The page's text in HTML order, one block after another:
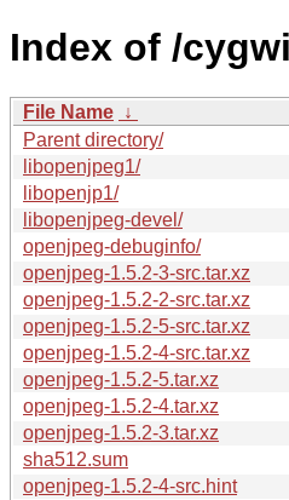
Index of /
File Name ↓
Parent directory/
libopenjpeg1/
libopenjp1/
libopenjpeg-devel/
openjpeg-debuginfo/
openjpeg-1.5.2-3-src.tar.xz
openjpeg-1.5.2-2-src.tar.xz
openjpeg-1.5.2-5-src.tar.xz
openjpeg-1.5.2-4-src.tar.xz
openjpeg-1.5.2-5.tar.xz
openjpeg-1.5.2-4.tar.xz
openjpeg-1.5.2-3.tar.xz
sha512.sum
openjpeg-1.5.2-4-src.hint